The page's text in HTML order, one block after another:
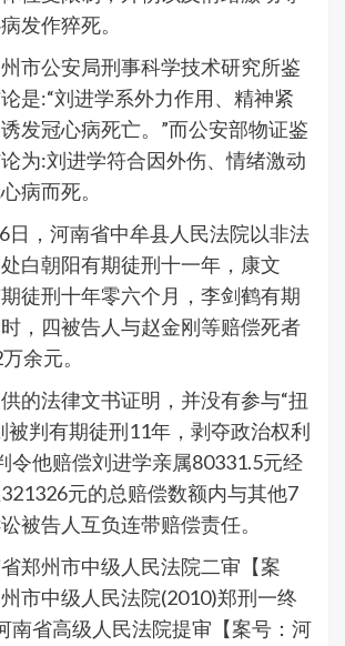
发作猝死。
市公安局刑事科学技术研究所鉴
是:“刘进学系外力作用、精神紧
发冠心病死亡。”而公安部物证鉴
为:刘进学符合因外伤、情绪激动
病而死。
日，河南省中牟县人民法院以非法
白朝阳有期徒刑十一年，康文
徒刑十年零六个月，李剑鹤有期
，四被告人与赵金刚等赔偿死者
余元。
的法律文书证明，并没有参与“扭
被判有期徒刑11年，剥夺政治权利
令他赔偿刘进学亲属80331.5元经
元的总赔偿数额内与其他7
被告人互负连带赔偿责任。
郑州市中级人民法院二审【案
市中级人民法院(2010)郑刑一终
南省高级人民法院提审【案号：河